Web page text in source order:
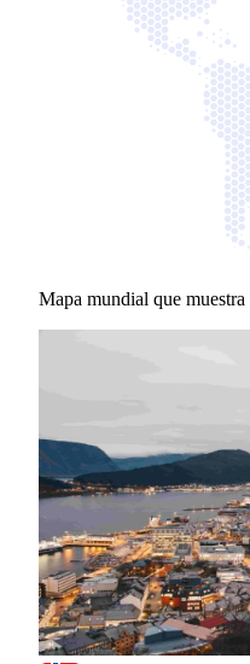
Mapa mundial que